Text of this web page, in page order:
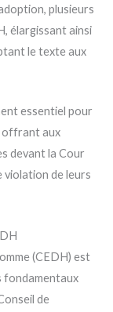
plusieurs
élargissant ainsi
le texte aux
essentiel pour
offrant aux
devant la Cour
violation de leurs
(CEDH) est
fondamentaux
de